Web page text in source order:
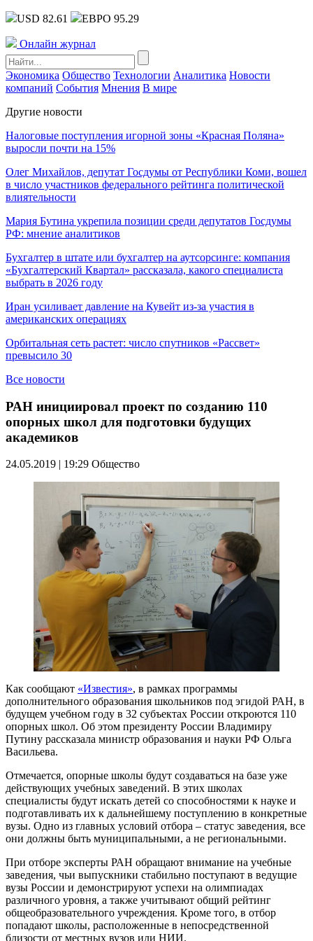
USD 82.61 ЕВРО 95.29
Онлайн журнал
Экономика Общество Технологии Аналитика Новости
компаний События Мнения В мире
Другие новости
Налоговые поступления игорной зоны «Красная Поляна»
выросли почти на 15%
Олег Михайлов, депутат Госдумы от Республики Коми, вошел
в число участников федерального рейтинга политической
влиятельности
Мария Бутина укрепила позиции среди депутатов Госдумы
РФ: мнение аналитиков
Бухгалтер в штате или бухгалтер на аутсорсинге: компания
«Бухгалтерский Квартал» рассказала, какого специалиста
выбрать в 2026 году
Иран усиливает давление на Кувейт из-за участия в
американских операциях
Орбитальная сеть растет: число спутников «Рассвет»
превысило 30
Все новости
РАН инициировал проект по созданию 110
опорных школ для подготовки будущих
академиков
24.05.2019 | 19:29 Общество
Как сообщают «Известия», в рамках программы
дополнительного образования школьников под эгидой РАН, в
будущем учебном году в 32 субъектах России откроются 110
опорных школ. Об этом президенту России Владимиру
Путину рассказала министр образования и науки РФ Ольга
Васильева.
Отмечается, опорные школы будут создаваться на базе уже
действующих учебных заведений. В этих школах
специалисты будут искать детей со способностями к науке и
подготавливать их к дальнейшему поступлению в конкретные
вузы. Одно из главных условий отбора – статус заведения, все
они должны быть муниципальными, а не региональными.
При отборе эксперты РАН обращают внимание на учебные
заведения, чьи выпускники стабильно поступают в ведущие
вузы России и демонстрируют успехи на олимпиадах
различного уровня, а также учитывают общий рейтинг
общеобразовательного учреждения. Кроме того, в отбор
попадают школы, расположенные в непосредственной
близости от местных вузов или НИИ.